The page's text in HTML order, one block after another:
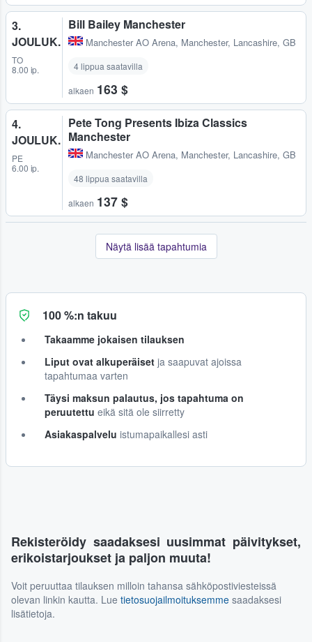
3.
JOULUK.
TO
8.00 ip.
Bill Bailey Manchester
Manchester AO Arena, Manchester, Lancashire, GB
4 lippua saatavilla
alkaen 163 $
4.
JOULUK.
PE
6.00 ip.
Pete Tong Presents Ibiza Classics
Manchester
Manchester AO Arena, Manchester, Lancashire, GB
48 lippua saatavilla
alkaen 137 $
Näytä lisää tapahtumia
100 %:n takuu
Takaamme jokaisen tilauksen
Liput ovat alkuperäiset ja saapuvat ajoissa
tapahtumaa varten
Täysi maksun palautus, jos tapahtuma on
peruutettu eikä sitä ole siirretty
Asiakaspalvelu istumapaikallesi asti
Rekisteröidy saadaksesi uusimmat päivitykset,
erikoistarjoukset ja paljon muuta!
Voit peruuttaa tilauksen milloin tahansa sähköpostiviesteissä
olevan linkin kautta. Lue tietosuojailmoituksemme saadaksesi
lisätietoja.